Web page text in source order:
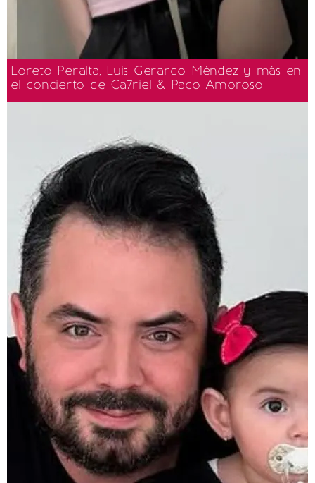
Loreto Peralta, Luis Gerardo Méndez y más en
el concierto de Ca7riel & Paco Amoroso